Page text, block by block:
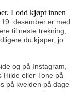
Lodd kjøpt innen
desember er
til neste trekning,
du kjøper, jo
og på Instagram,
Hilde eller Tone på
på kvelden på